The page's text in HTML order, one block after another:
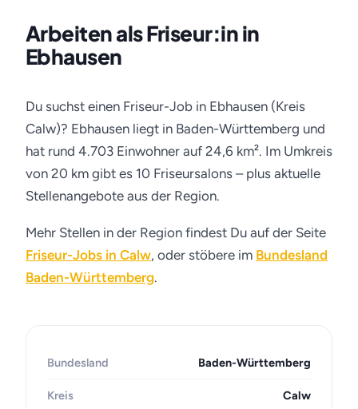
Arbeiten als Friseur:in in
Ebhausen
Du suchst einen Friseur-Job in Ebhausen (Kreis
Calw)? Ebhausen liegt in Baden-Württemberg und
hat rund 4.703 Einwohner auf 24,6 km². Im Umkreis
von 20 km gibt es 10 Friseursalons – plus aktuelle
Stellenangebote aus der Region.
Mehr Stellen in der Region findest Du auf der Seite
Friseur-Jobs in Calw, oder stöbere im Bundesland
Baden-Württemberg.
Bundesland Baden-Württemberg
Kreis Calw